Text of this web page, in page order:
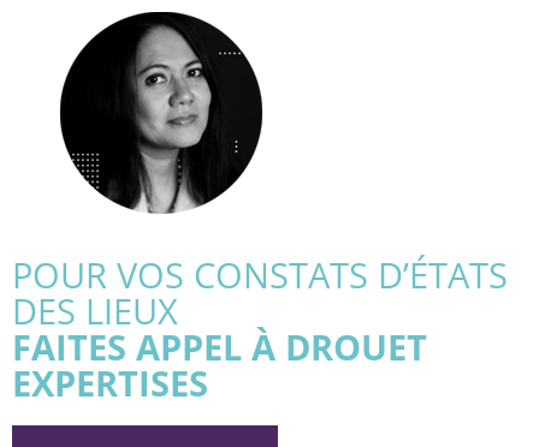
POUR VOS CONSTATS D’ÉTATS
DES LIEUX
FAITES APPEL À DROUET
EXPERTISES